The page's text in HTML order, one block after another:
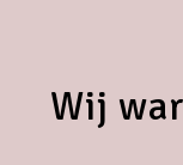
Wij